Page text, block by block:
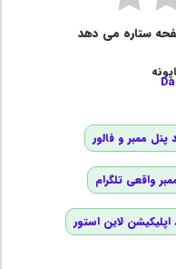
ستاره می دهد
پنل ممبر و فالور
واقعی تلگرام
اپلیکیشن لاین استور